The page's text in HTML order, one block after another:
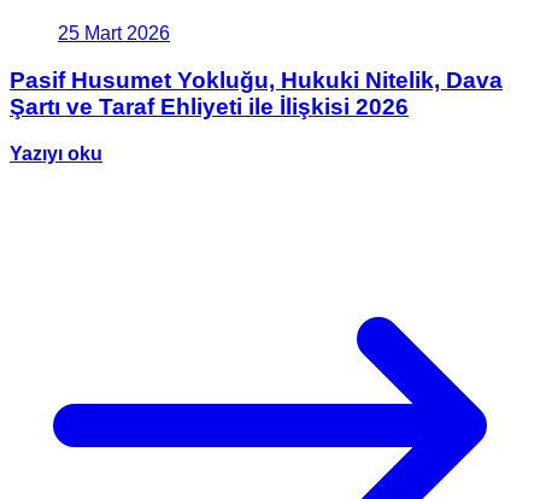
25 Mart 2026
Pasif Husumet Yokluğu, Hukuki Nitelik, Dava
Şartı ve Taraf Ehliyeti ile İlişkisi 2026
Yazıyı oku